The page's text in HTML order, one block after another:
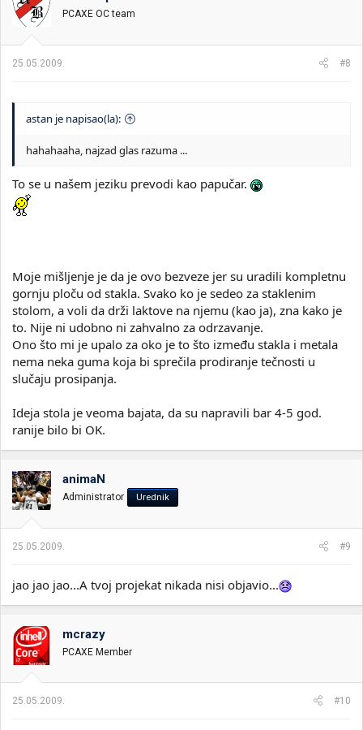
PCAXE OC team
25.05.2009. #8
astan je napisao(la):
hahahaaha, najzad glas razuma ...
To se u našem jeziku prevodi kao papučar.
Moje mišljenje je da je ovo bezveze jer su uradili kompletnu
gornju ploču od stakla. Svako ko je sedeo za staklenim
stolom, a voli da drži laktove na njemu (kao ja), zna kako je
to. Nije ni udobno ni zahvalno za odrzavanje.
Ono što mi je upalo za oko je to što između stakla i metala
nema neka guma koja bi sprečila prodiranje tečnosti u
slučaju prosipanja.
Ideja stola je veoma bajata, da su napravili bar 4-5 god.
ranije bilo bi OK.
animaN
Administrator Urednik
25.05.2009. #9
jao jao jao...A tvoj projekat nikada nisi objavio...
mcrazy
PCAXE Member
25.05.2009. #10